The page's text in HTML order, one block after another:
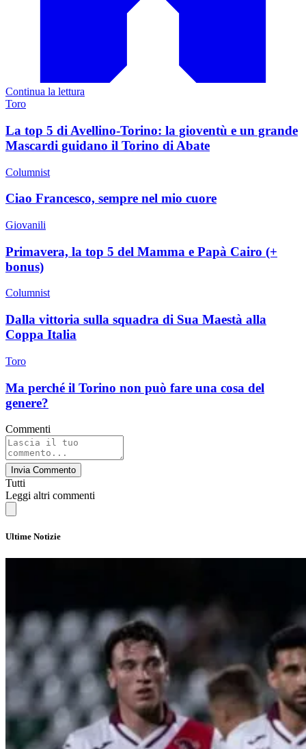
Continua la lettura
Toro
La top 5 di Avellino-Torino: la gioventù e un grande
Mascardi guidano il Torino di Abate
Columnist
Ciao Francesco, sempre nel mio cuore
Giovanili
Primavera, la top 5 del Mamma e Papà Cairo (+
bonus)
Columnist
Dalla vittoria sulla squadra di Sua Maestà alla
Coppa Italia
Toro
Ma perché il Torino non può fare una cosa del
genere?
Commenti
Invia Commento
Tutti
Leggi altri commenti
Ultime Notizie